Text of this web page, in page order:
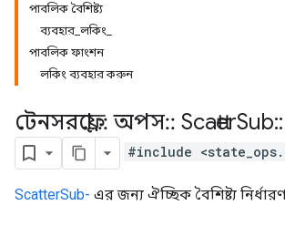
পাবলিক বৈশিষ্ট্য
ব্যবহার_লকিং_
পাবলিক ফাংশন
লকিং ব্যবহার করুন
টেনসরফ্লো:: অপস:: ScatterSub::
#include
ScatterSub- এর জন্য ঐচ্ছিক বৈশিষ্ট্য